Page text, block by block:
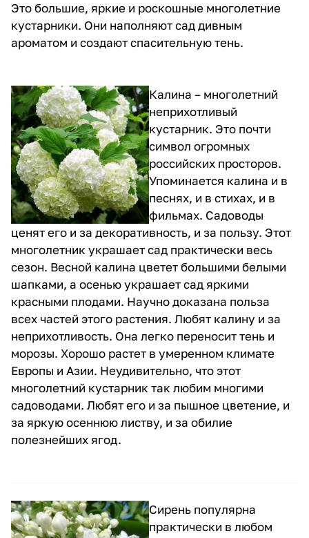
Это большие, яркие и роскошные многолетние
кустарники. Они наполняют сад дивным
ароматом и создают спасительную тень.
Калина – многолетний
неприхотливый
кустарник. Это почти
символ огромных
российских просторов.
Упоминается калина и в
песнях, и в стихах, и в
фильмах. Садоводы
ценят его и за декоративность, и за пользу. Этот
многолетник украшает сад практически весь
сезон. Весной калина цветет большими белыми
шапками, а осенью украшает сад яркими
красными плодами. Научно доказана польза
всех частей этого растения. Любят калину и за
неприхотливость. Она легко переносит тень и
морозы. Хорошо растет в умеренном климате
Европы и Азии. Неудивительно, что этот
многолетний кустарник так любим многими
садоводами. Любят его и за пышное цветение, и
за яркую осеннюю листву, и за обилие
полезнейших ягод.
Сирень популярна
практически в любом